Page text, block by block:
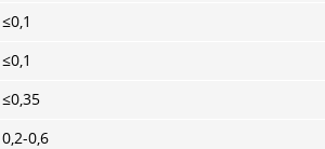
≤0,1
≤0,1
≤0,35
0,2-0,6